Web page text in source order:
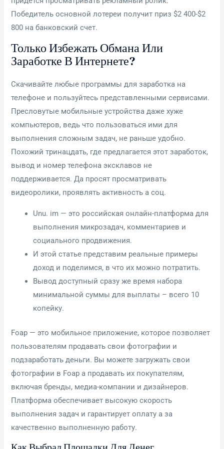
Победитель основной лотереи получит приз $2 400-$2
800 на банковский счет.
Только Избежать Обмана Или
Заработке В Интернете?
Скачивайте любые программы для заработка на
телефоне и пользуйтесь представленными сервисами.
Пресловутые мобильные устройства даже хуже
компьютеров, ведь что пользоваться ими для
выполнения сложным задач, не раньше удобно.
Похожий тринацдать, где предлагается этот заработок,
вывод и номер телефона эксклавов не
поддерживается. Да просят просматривать
видеоролики, проявлять активность а соц.
Unu. im — это российская онлайн-платформа для
выполнения микрозадач, комментариев и
социального продвижения.
И этой статье представим реальные примеры
доход и поделимся, в что их можно потратить.
Вывод доступный сразу же время набора
минимальной суммы для выплаты – всего 10
копейку.
Foap — это мобильное приложение, которое позволяет
пользователям продавать свои фотографии и
подзаработать деньги. Вы можете загружать свои
фотографии в Foap а продавать их покупателям,
включая бренды, медиа-компании и дизайнеров.
Платформа обеспечивает высокую скорость
выполнения задач и гарантирует оплату а за
качественно выполненную работу.